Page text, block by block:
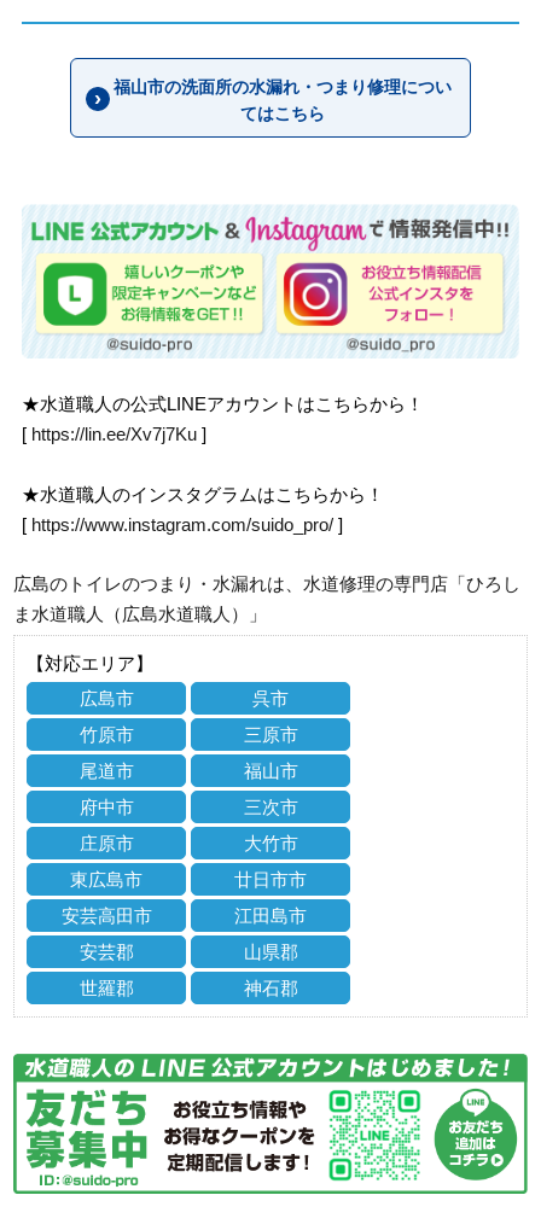
福山市の洗面所の水漏れ・つまり修理につい
てはこちら
★水道職人の公式LINEアカウントはこちらから！
[ https://lin.ee/Xv7j7Ku ]
★水道職人のインスタグラムはこちらから！
[ https://www.instagram.com/suido_pro/ ]
広島のトイレのつまり・水漏れは、水道修理の専門店「ひろし
ま水道職人（広島水道職人）」
【対応エリア】
広島市
呉市
竹原市
三原市
尾道市
福山市
府中市
三次市
庄原市
大竹市
東広島市
廿日市市
安芸高田市
江田島市
安芸郡
山県郡
世羅郡
神石郡